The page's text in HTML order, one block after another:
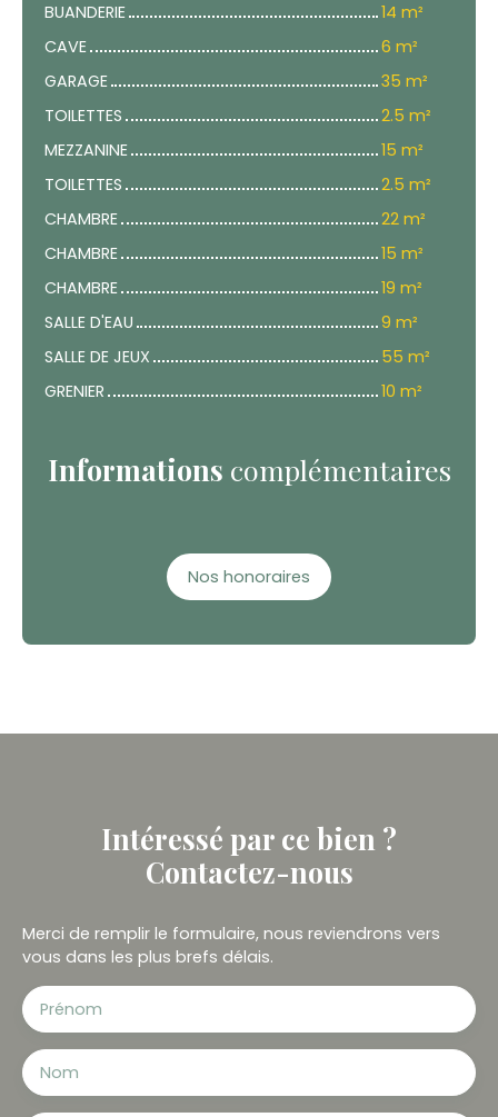
BUANDERIE
14 m²
CAVE
6 m²
GARAGE
35 m²
TOILETTES
2.5 m²
MEZZANINE
15 m²
TOILETTES
2.5 m²
CHAMBRE
22 m²
CHAMBRE
15 m²
CHAMBRE
19 m²
SALLE D'EAU
9 m²
SALLE DE JEUX
55 m²
GRENIER
10 m²
Informations complémentaires
Nos honoraires
Intéressé par ce bien ?
Contactez-nous
Merci de remplir le formulaire, nous reviendrons vers
vous dans les plus brefs délais.
Prénom
Nom